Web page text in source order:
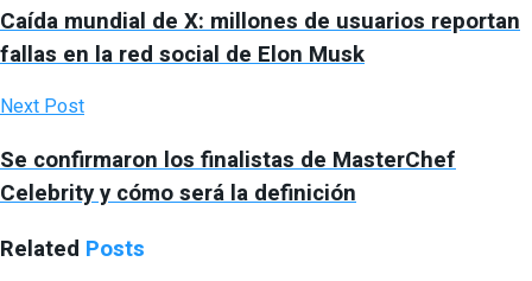
Caída mundial de X: millones de usuarios reportan
fallas en la red social de Elon Musk
Next Post
Se confirmaron los finalistas de MasterChef
Celebrity y cómo será la definición
Related Posts